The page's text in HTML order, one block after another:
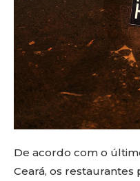
De acordo com o
Ceará, os